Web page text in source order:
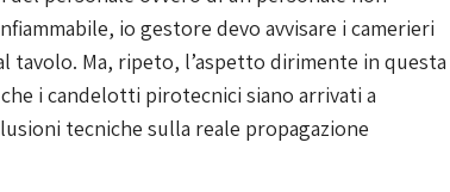
io gestore devo avvisare i camerieri
Ma, ripeto, l’aspetto dirimente in questa
i candelotti pirotecnici siano arrivati a
tecniche sulla reale propagazione